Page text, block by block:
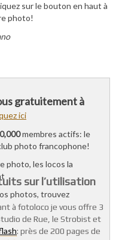
sur le bouton en haut à
photo!
gratuitement à
ici
membres actifs: le
photo francophone!
photo, les locos la
photos, trouvez
sur l’utilisation
à fotoloco je vous offre 3
de Rue, le Strobist et
: près de 200 pages de